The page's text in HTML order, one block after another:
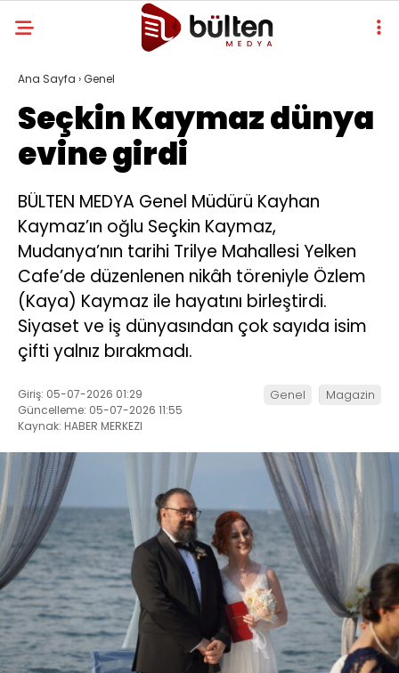
Ana Sayfa ›Genel
Seçkin Kaymaz dünya
evine girdi
BÜLTEN MEDYA Genel Müdürü Kayhan
Kaymaz’ın oğlu Seçkin Kaymaz,
Mudanya’nın tarihi Trilye Mahallesi Yelken
Cafe’de düzenlenen nikâh töreniyle Özlem
(Kaya) Kaymaz ile hayatını birleştirdi.
Siyaset ve iş dünyasından çok sayıda isim
çifti yalnız bırakmadı.
Giriş: 05-07-2026 01:29
Güncelleme: 05-07-2026 11:55
Kaynak: HABER MERKEZI
Genel Magazin